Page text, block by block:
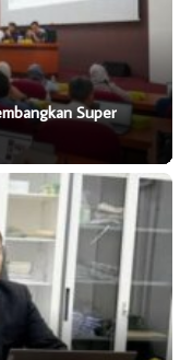
Super